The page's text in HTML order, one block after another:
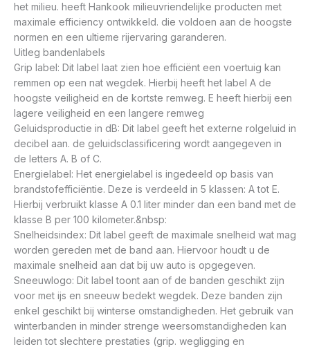
het milieu. heeft Hankook milieuvriendelijke producten met
maximale efficiency ontwikkeld. die voldoen aan de hoogste
normen en een ultieme rijervaring garanderen.
Uitleg bandenlabels
Grip label: Dit label laat zien hoe efficiënt een voertuig kan
remmen op een nat wegdek. Hierbij heeft het label A de
hoogste veiligheid en de kortste remweg. E heeft hierbij een
lagere veiligheid en een langere remweg
Geluidsproductie in dB: Dit label geeft het externe rolgeluid in
decibel aan. de geluidsclassificering wordt aangegeven in
de letters A. B of C.
Energielabel: Het energielabel is ingedeeld op basis van
brandstofefficiëntie. Deze is verdeeld in 5 klassen: A tot E.
Hierbij verbruikt klasse A 0.1 liter minder dan een band met de
klasse B per 100 kilometer.&nbsp:
Snelheidsindex: Dit label geeft de maximale snelheid wat mag
worden gereden met de band aan. Hiervoor houdt u de
maximale snelheid aan dat bij uw auto is opgegeven.
Sneeuwlogo: Dit label toont aan of de banden geschikt zijn
voor met ijs en sneeuw bedekt wegdek. Deze banden zijn
enkel geschikt bij winterse omstandigheden. Het gebruik van
winterbanden in minder strenge weersomstandigheden kan
leiden tot slechtere prestaties (grip. wegligging en